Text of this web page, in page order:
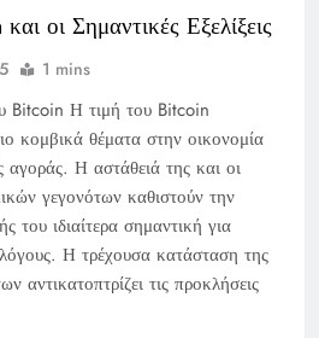
οι Σημαντικές Εξελίξεις
1 mins
Bitcoin Η τιμή του Bitcoin
κομβικά θέματα στην οικονομία
αγοράς. Η αστάθειά της και οι
γεγονότων καθιστούν την
του ιδιαίτερα σημαντική για
Η τρέχουσα κατάσταση της
αντικατοπτρίζει τις προκλήσεις